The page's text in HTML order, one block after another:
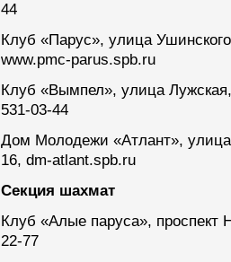
44
Клуб «Парус», улица
www.pmc-parus.spb.ru
Клуб «Вымпел», улица
531-03-44
Дом Молодежи «Атлант»,
16, dm-atlant.spb.ru
Секция шахмат
Клуб «Алые паруса», проспект
22-77